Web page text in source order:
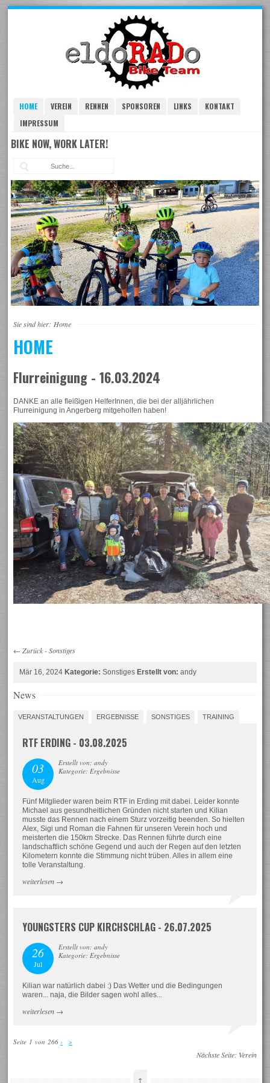
HOME VEREIN RENNEN SPONSOREN LINKS
KONTAKT
IMPRESSUM
BIKE NOW, WORK LATER!
Sie sind hier: Home
HOME
Flurreinigung - 16.03.2024
DANKE an alle fleißigen HelferInnen, die bei der alljährlichen
Flurreinigung in Angerberg mitgeholfen haben!
← Zurück-Sonstiges
Mär 16, 2024Kategorie: SonstigesErstellt von: andy
News
VERANSTALTUNGEN ERGEBNISSE SONSTIGES TRAINING
RTF ERDING - 03.08.2025
03
Aug
Erstellt von: andy
Kategorie: Ergebnisse
Fünf Mitglieder waren beim RTF in Erding mit dabei. Leider konnte
Michael aus gesundheitlichen Gründen nicht starten und Kilian
musste das Rennen nach einem Sturz vorzeitig beenden. So hielten
Alex, Sigi und Roman die Fahnen für unseren Verein hoch und
meisterten die 150km Strecke. Das Rennen führte durch eine
landschaftlich schöne Gegend und auch der Regen auf den letzten
Kilometern konnte die Stimmung nicht trüben. Alles in allem eine
tolle Veranstaltung.
weiterlesen →
YOUNGSTERS CUP KIRCHSCHLAG - 26.07.2025
26
Jul
Erstellt von: andy
Kategorie: Ergebnisse
Kilian war natürlich dabei :) Das Wetter und die Bedingungen
waren... naja, die Bilder sagen wohl alles...
weiterlesen →
Seite 1 von 266 › »
Nächste Seite: Verein
↑